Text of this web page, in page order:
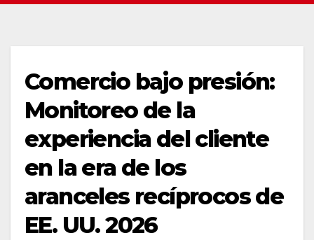
Comercio bajo presión:
Monitoreo de la
experiencia del cliente
en la era de los
aranceles recíprocos de
EE. UU. 2026